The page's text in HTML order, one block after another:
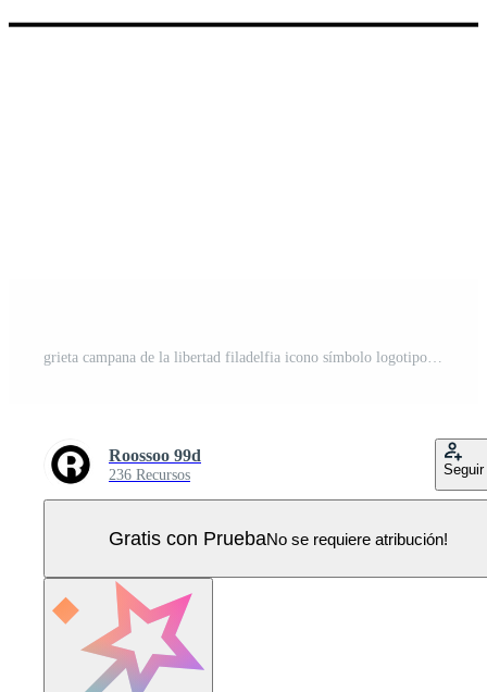
grieta campana de la libertad filadelfia icono símbolo logotipo diseño vector línea arte estilo Vector Pro
Roossoo 99d
236 Recursos Seguir
Gratis con PruebaNo se requiere atribución!